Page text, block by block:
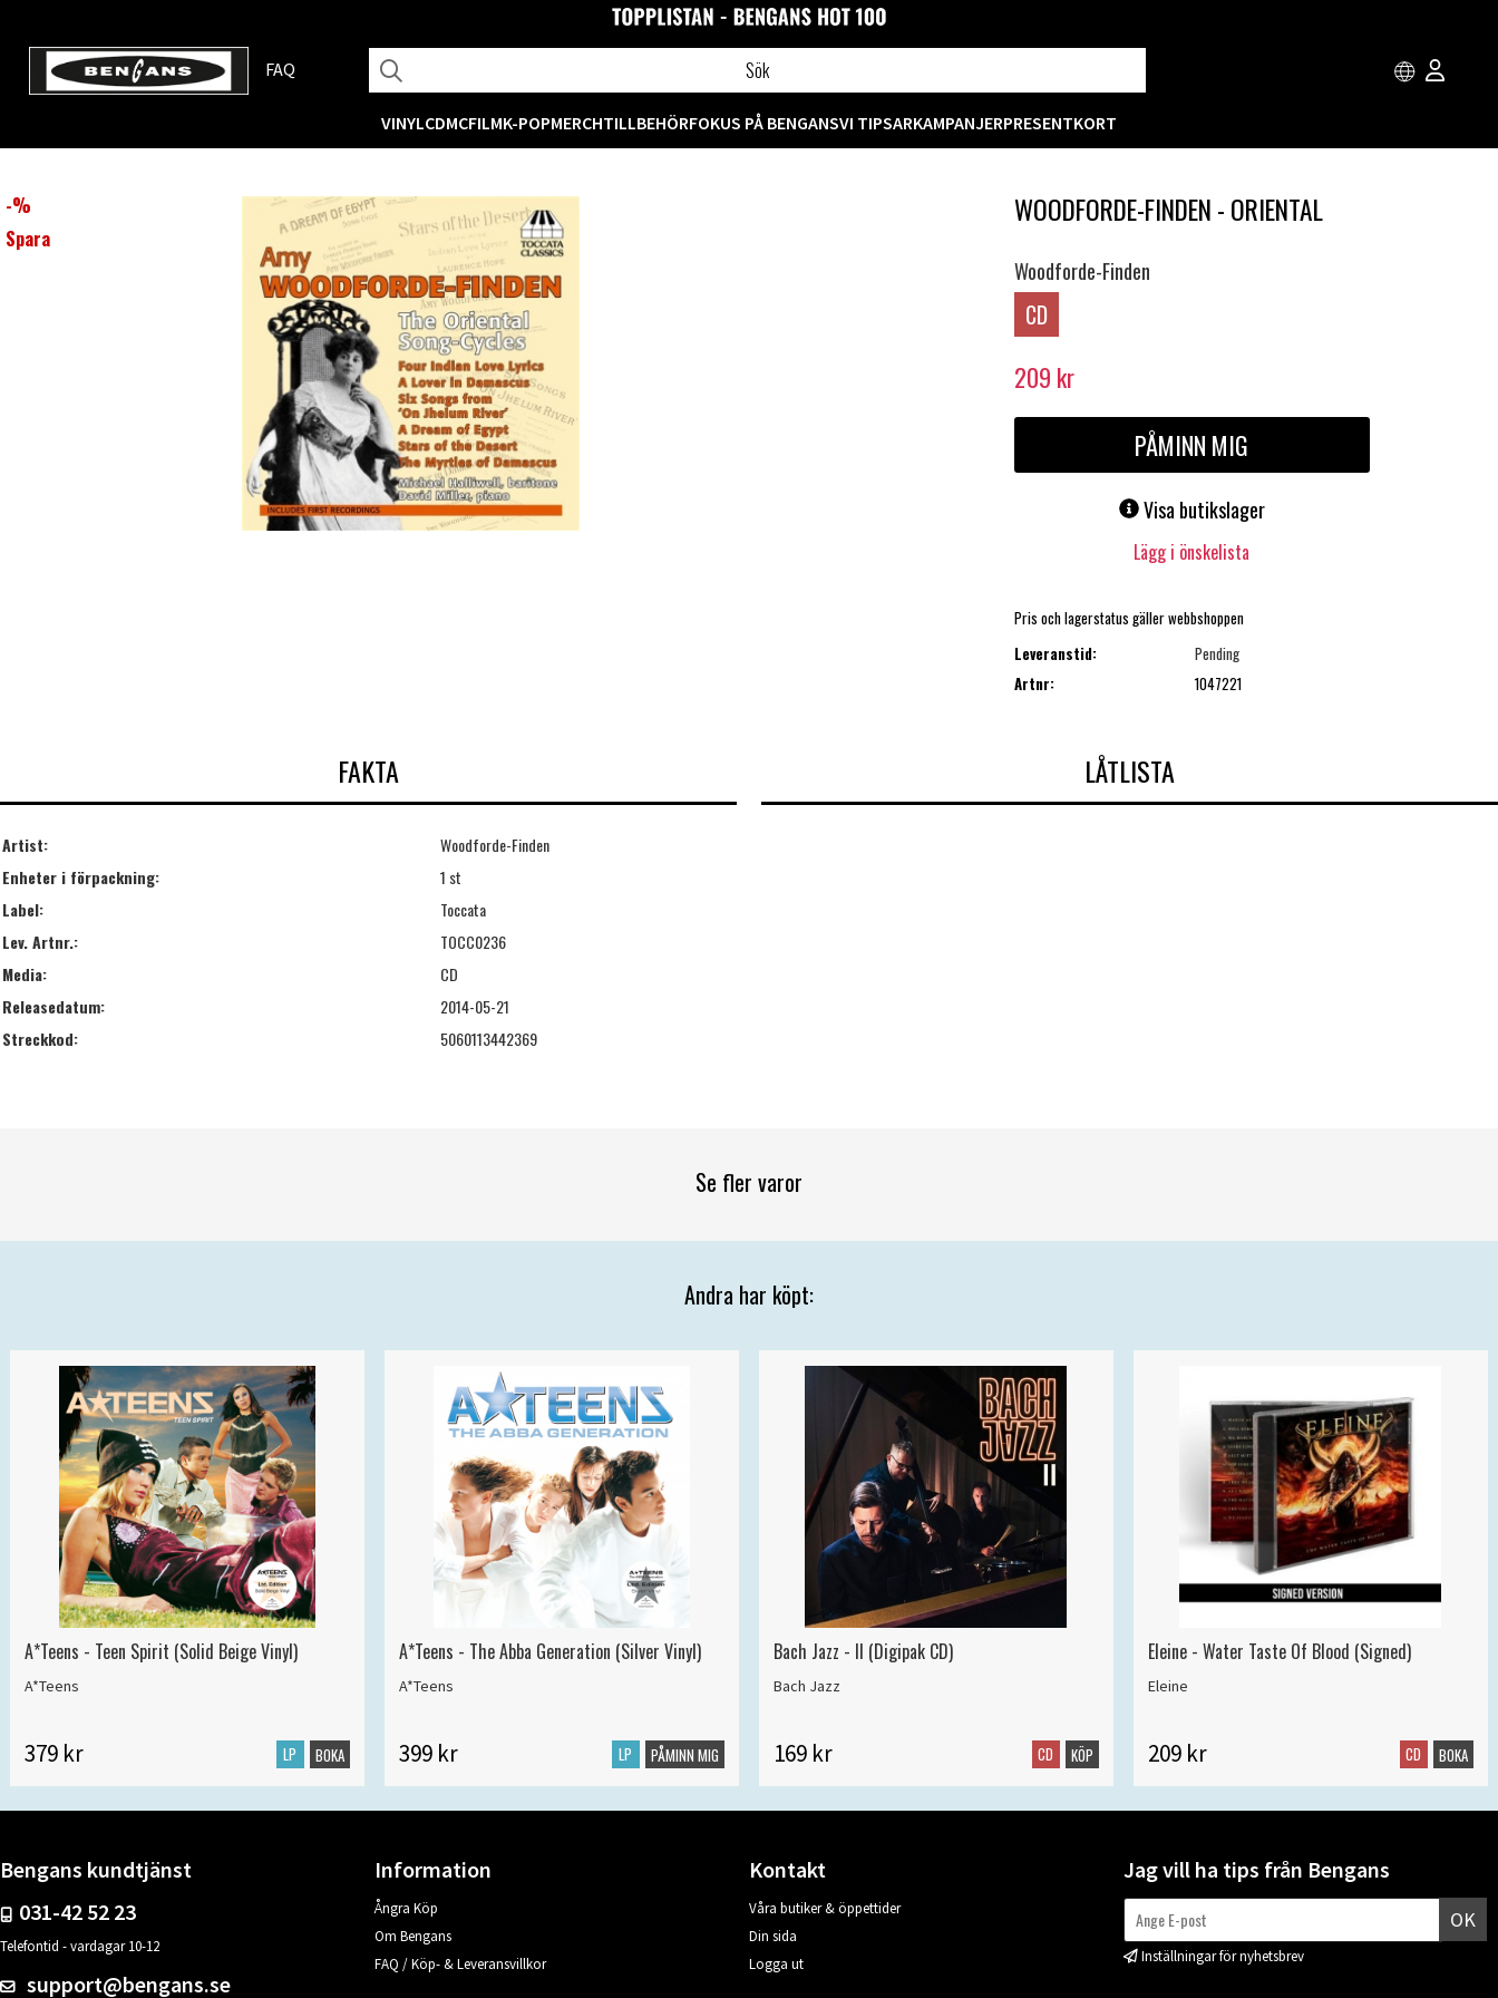
FAQ
VINYLCDMCFILMK-POPMERCHTILLBEHÖRFOKUS PÅ BENGANSVI TIPSARKAMPANJERPRESENTKORT
-%
Spara
WOODFORDE-FINDEN - ORIENTAL
Woodforde-Finden
CD
209 kr
PÅMINN MIG
Visa butikslager
Lägg i önskelista
Pris och lagerstatus gäller webbshoppen
Leveranstid:
Pending
Artnr:
1047221
FAKTA
Artist:
Woodforde-Finden
Enheter i förpackning:
1 st
Label:
Toccata
Lev. Artnr.:
TOCC0236
Media:
CD
Releasedatum:
2014-05-21
Streckkod:
5060113442369
LÅTLISTA
Se fler varor
Andra har köpt:
A*Teens - Teen Spirit (Solid Beige Vinyl)
A*Teens
379 kr LP BOKA
A*Teens - The Abba Generation (Silver Vinyl)
A*Teens
399 kr LP PÅMINN MIG
Bach Jazz - II (Digipak CD)
Bach Jazz
169 kr CD KÖP
Eleine - Water Taste Of Blood (Signed)
Eleine
209 kr CD BOKA
Bengans kundtjänst
031-42 52 23
Telefontid - vardagar 10-12
support@bengans.se
Information
Ångra Köp
Om Bengans
FAQ / Köp- & Leveransvillkor
Kontakt
Våra butiker & öppettider
Din sida
Logga ut
Jag vill ha tips från Bengans
OK
Inställningar för nyhetsbrev